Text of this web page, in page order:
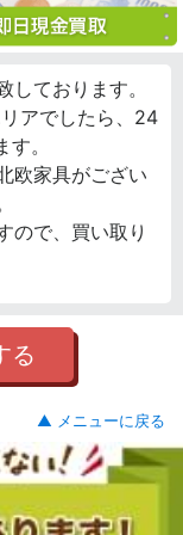
ております。
アでしたら、24
。
欧家具がござい
ので、買い取り
る
▲ メニューに戻る